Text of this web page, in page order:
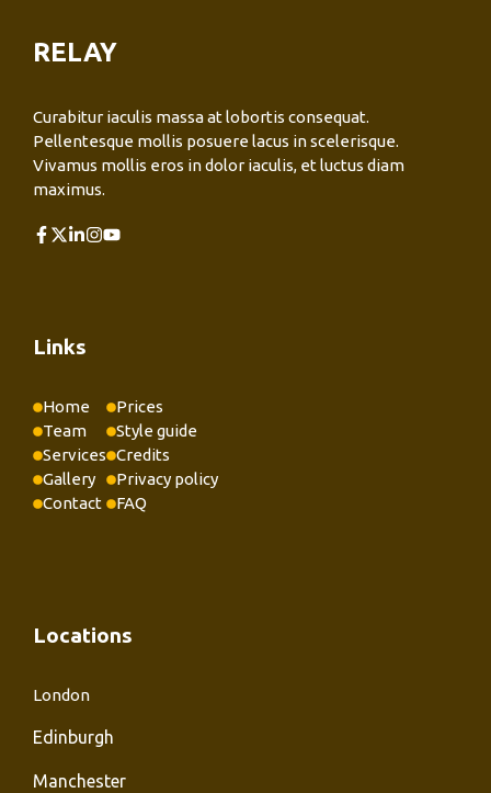
RELAY
Curabitur iaculis massa at lobortis consequat.
Pellentesque mollis posuere lacus in scelerisque.
Vivamus mollis eros in dolor iaculis, et luctus diam
maximus.
Links
Home
Team
Services
Gallery
Contact
Prices
Style guide
Credits
Privacy policy
FAQ
Locations
London
Edinburgh
Manchester